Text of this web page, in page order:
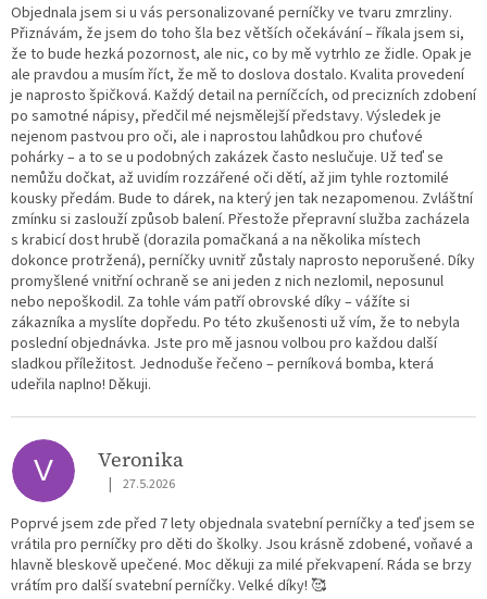
Objednala jsem si u vás personalizované perníčky ve tvaru zmrzliny.
Přiznávám, že jsem do toho šla bez větších očekávání – říkala jsem si,
že to bude hezká pozornost, ale nic, co by mě vytrhlo ze židle. Opak je
ale pravdou a musím říct, že mě to doslova dostalo. Kvalita provedení
je naprosto špičková. Každý detail na perníčcích, od precizních zdobení
po samotné nápisy, předčil mé nejsmělejší představy. Výsledek je
nejenom pastvou pro oči, ale i naprostou lahůdkou pro chuťové
pohárky – a to se u podobných zakázek často neslučuje. Už teď se
nemůžu dočkat, až uvidím rozzářené oči dětí, až jim tyhle roztomilé
kousky předám. Bude to dárek, na který jen tak nezapomenou. Zvláštní
zmínku si zaslouží způsob balení. Přestože přepravní služba zacházela
s krabicí dost hrubě (dorazila pomačkaná a na několika místech
dokonce protržená), perníčky uvnitř zůstaly naprosto neporušené. Díky
promyšlené vnitřní ochraně se ani jeden z nich nezlomil, neposunul
nebo nepoškodil. Za tohle vám patří obrovské díky – vážíte si
zákazníka a myslíte dopředu. Po této zkušenosti už vím, že to nebyla
poslední objednávka. Jste pro mě jasnou volbou pro každou další
sladkou příležitost. Jednoduše řečeno – perníková bomba, která
udeřila naplno! Děkuji.
V Veronika
Hodnocení obchodu je 5 z 5 hvězdiček.
| 27.5.2026
Poprvé jsem zde před 7 lety objednala svatební perníčky a teď jsem se
vrátila pro perníčky pro děti do školky. Jsou krásně zdobené, voňavé a
hlavně bleskově upečené. Moc děkuji za milé překvapení. Ráda se brzy
vrátím pro další svatební perníčky. Velké díky! 🥰